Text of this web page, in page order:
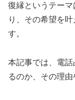
復縁というテー
り、その希望を
す。
本記事では、電
るのか、その理